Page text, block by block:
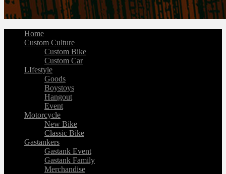
Home
Custom Culture
Custom Bike
Custom Car
LIfestyle
Goods
Boystoys
Hangout
Event
Motorcycle
New Bike
Classic Bike
Gastankers
Gastank Event
Gastank Family
Merchandise